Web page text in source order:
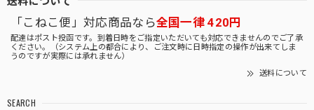
「こねこ便」対応商品なら全国一律 420円
配達はポスト投函です。到着日時をご指定いただいても対応できませんのでご了承
ください。（システム上の都合により、ご注文時に日時指定の操作が出来てしま
うのですが実際には承れません）
送料について
SEARCH